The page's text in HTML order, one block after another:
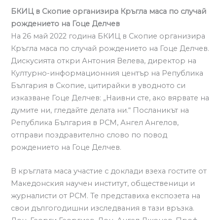
БКИЦ в Скопие организира Кръгла маса по случай
рождението на Гоце Делчев
На 26 май 2022 година БКИЦ в Скопие организира
Кръгла маса по случай рождението на Гоце Делчев.
Дискусията откри Антония Велева, директор на
Културно-информационния център на Република
България в Скопие, цитирайки в уводното си
изказване Гоце Делчев: „Наивни сте, ако вярвате на
думите ни, гледайте делата ни.“ Посланикът на
Република България в РСМ, Ангел Ангелов,
отправи поздравително слово по повод
рождението на Гоце Делчев.
В кръглата маса участие с доклади взеха гостите от
Македонския научен институт, общественици и
журналисти от РСМ. Те представиха експозета на
свои дългогодишни изследвания в тази връзка.